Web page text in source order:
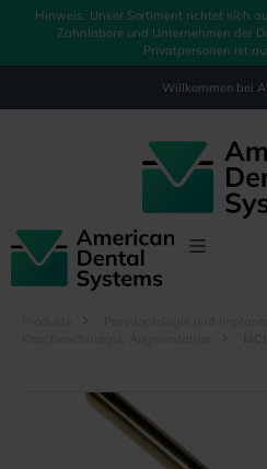
springen
Hinweis: Unser Sortiment richtet sich
Zahnlabore und Unternehmen der
Privatpersonen ist
Willkommen bei
Bildergalerie überspringen